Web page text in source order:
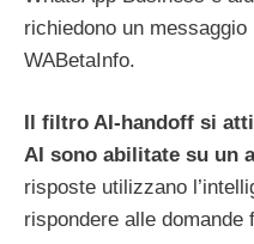
richiedono un messaggio
WABetaInfo.
Il filtro AI-handoff si
AI sono abilitate su un
risposte utilizzano
rispondere alle domande